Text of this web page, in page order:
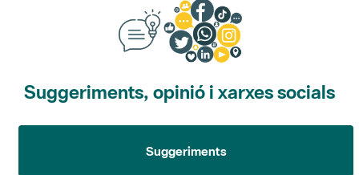
Suggeriments, opinió i xarxes socials
Suggeriments